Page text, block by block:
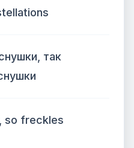
так
so freckles